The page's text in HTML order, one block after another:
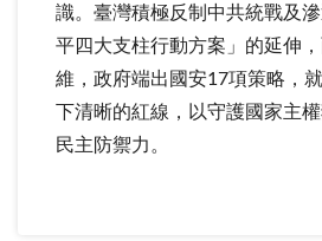
識。臺灣積極反制中共統戰及
平四大支柱行動方案」的延伸
維，政府端出國安17項策略，
下清晰的紅線，以守護國家主
民主防禦力。